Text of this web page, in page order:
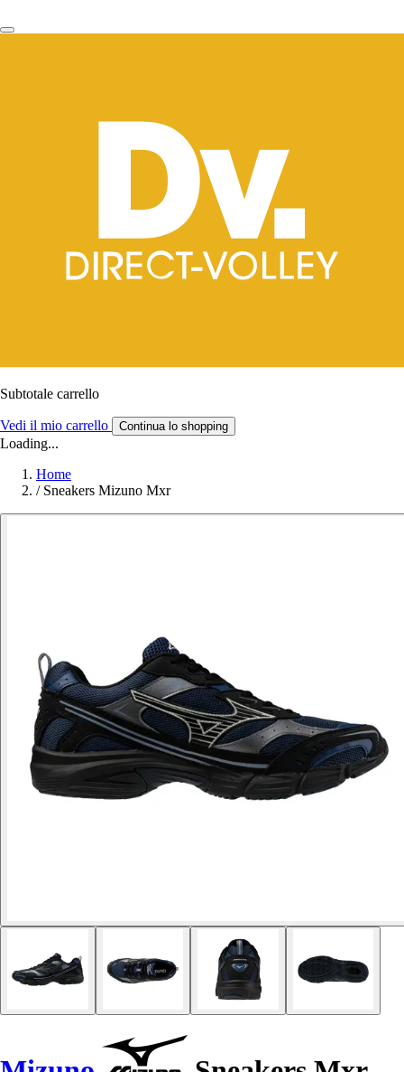
Subtotale carrello
Vedi il mio carrello Continua lo shopping
Loading...
Home
/ Sneakers Mizuno Mxr